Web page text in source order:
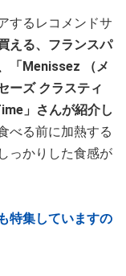
するレコメンドサ
える、フランスパ
「Menissez （メ
ーズ クラスティ
」さんが紹介し
べる前に加熱する
っかりした食感が
特集していますの